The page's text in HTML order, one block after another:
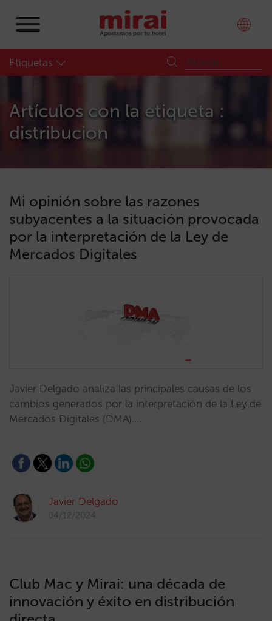
Etiquetas
Artículos con la etiqueta :
distribucion
Mi opinión sobre las razones
subyacentes a la situación provocada
por la interpretación de la Ley de
Mercados Digitales
Javier Delgado analiza las principales causas de los
cambios generados por la interpretación de la Ley de
Mercados Digitales (DMA).…
Javier Delgado
04/12/2024
Club Mac y Mirai: una década de
innovación y éxito en distribución